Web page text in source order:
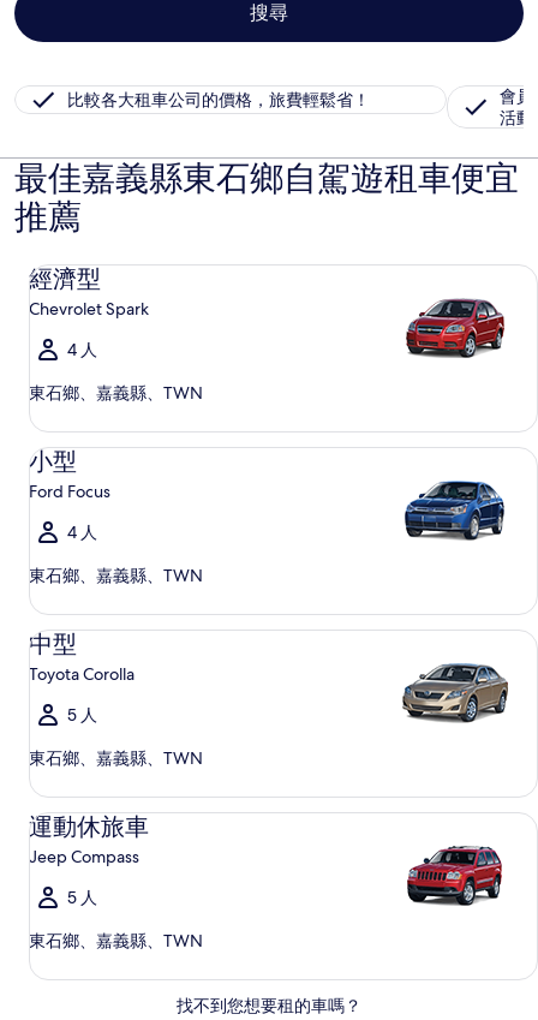
搜尋
比較各大租車公司的價格，旅費輕鬆省！
會員
活動
最佳嘉義縣東石鄉自駕遊租車便宜
推薦
經濟型
Chevrolet Spark
4 人
東石鄉、嘉義縣、TWN
經濟型 Chevrolet Spark
小型
Ford Focus
4 人
東石鄉、嘉義縣、TWN
小型 Ford Focus
中型
Toyota Corolla
5 人
東石鄉、嘉義縣、TWN
中型 Toyota Corolla
運動休旅車
Jeep Compass
5 人
東石鄉、嘉義縣、TWN
運動休旅車 Jeep Compass
找不到您想要租的車嗎？